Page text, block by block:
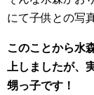
にて子供との写
このことから水
上しましたが、
甥っ子です！